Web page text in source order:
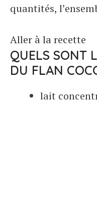
quantités,
Aller à la recette
QUELS SONT
DU FLAN
lait